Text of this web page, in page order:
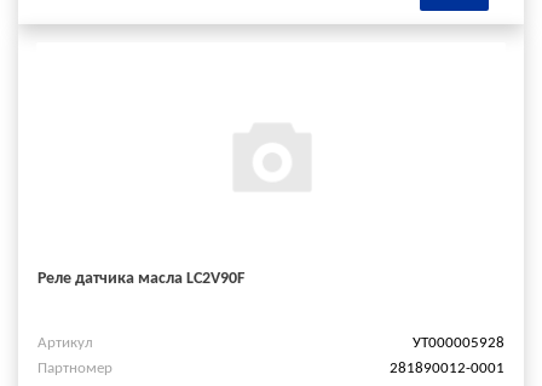
Реле датчика масла LC2V90F
Артикул
УТ000005928
Партномер
281890012-0001